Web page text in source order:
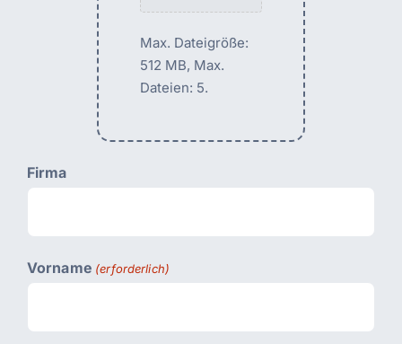
Max. Dateigröße:
512 MB, Max.
Dateien: 5.
Firma
Vorname (erforderlich)